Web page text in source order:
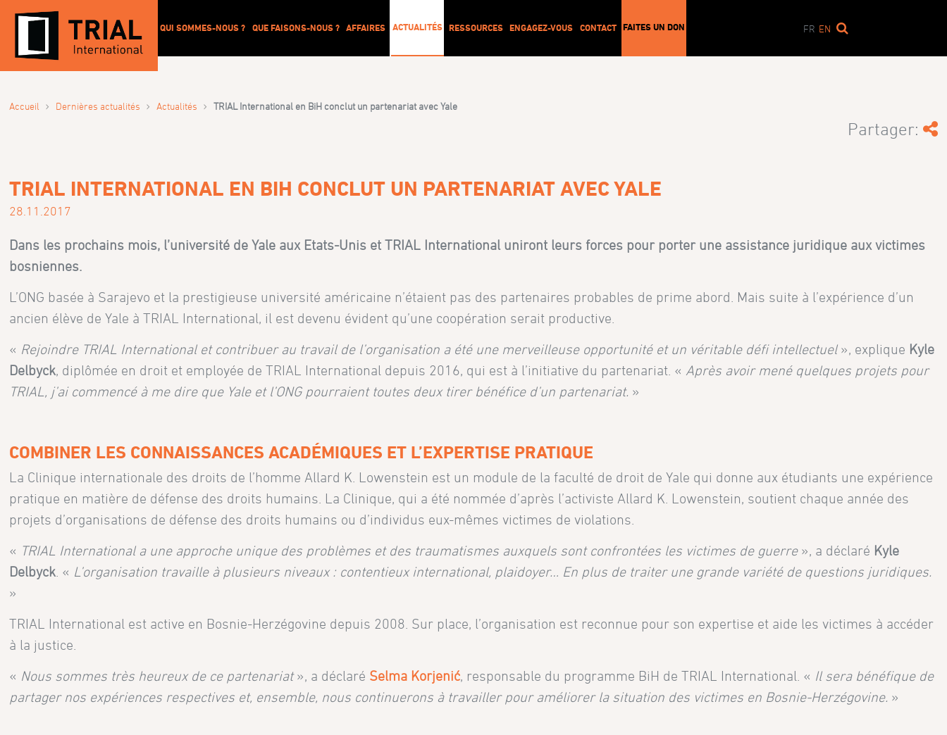
QUI SOMMES-NOUS ? QUE FAISONS-NOUS ? AFFAIRES ACTUALITÉS RESSOURCES ENGAGEZ-VOUS CONTACT FAITES UN DON FR EN
Accueil › Dernières actualités › Actualités › TRIAL International en BiH conclut un partenariat avec Yale
Partager:
TRIAL INTERNATIONAL EN BIH CONCLUT UN PARTENARIAT AVEC YALE
28.11.2017
Dans les prochains mois, l’université de Yale aux Etats-Unis et TRIAL International uniront leurs forces pour porter une assistance juridique aux victimes
bosniennes.
L’ONG basée à Sarajevo et la prestigieuse université américaine n’étaient pas des partenaires probables de prime abord. Mais suite à l’expérience d’un
ancien élève de Yale à TRIAL International, il est devenu évident qu’une coopération serait productive.
« Rejoindre TRIAL International et contribuer au travail de l’organisation a été une merveilleuse opportunité et un véritable défi intellectuel», explique Kyle
Delbyck, diplômée en droit et employée de TRIAL International depuis 2016, qui est à l’initiative du partenariat. « Après avoir mené quelques projets pour
TRIAL, j’ai commencé à me dire que Yale et l’ONG pourraient toutes deux tirer bénéfice d’un partenariat. »
COMBINER LES CONNAISSANCES ACADÉMIQUES ET L’EXPERTISE PRATIQUE
La Clinique internationale des droits de l’homme Allard K. Lowenstein est un module de la faculté de droit de Yale qui donne aux étudiants une expérience
pratique en matière de défense des droits humains. La Clinique, qui a été nommée d’après l’activiste Allard K. Lowenstein, soutient chaque année des
projets d’organisations de défense des droits humains ou d’individus eux-mêmes victimes de violations.
« TRIAL International a une approche unique des problèmes et des traumatismes auxquels sont confrontées les victimes de guerre», a déclaré Kyle
Delbyck . « L’organisation travaille à plusieurs niveaux : contentieux international, plaidoyer… En plus de traiter une grande variété de questions juridiques.
»
TRIAL International est active en Bosnie-Herzégovine depuis 2008. Sur place, l’organisation est reconnue pour son expertise et aide les victimes à accéder
à la justice.
« Nous sommes très heureux de ce partenariat», a déclaré Selma Korjenić, responsable du programme BiH de TRIAL International. « Il sera bénéfique de
partager nos expériences respectives et, ensemble, nous continuerons à travailler pour améliorer la situation des victimes en Bosnie-Herzégovine. »